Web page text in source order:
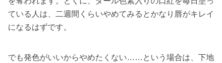
ている人は、二週間くらいやめてみるとかなり唇がキレイ
になるはずです。
でも発色がいいからやめたくない……という場合は、下地